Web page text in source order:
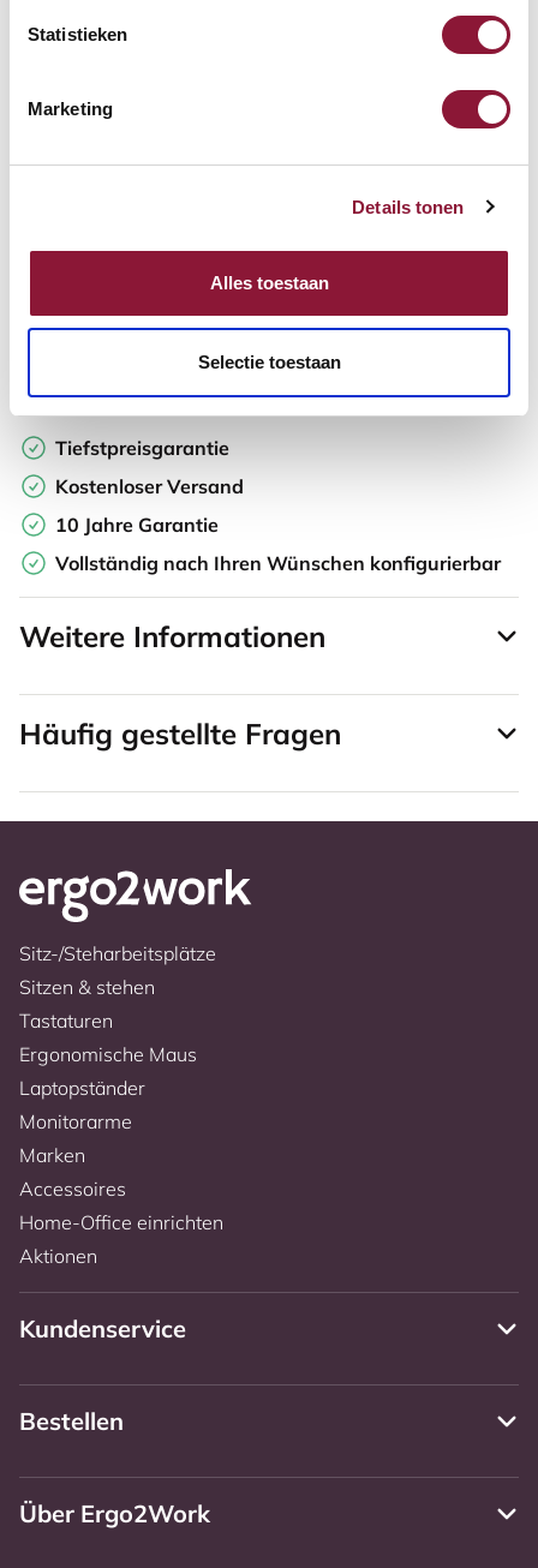
Statistieken
Marketing
Details tonen
Alles toestaan
Selectie toestaan
Auf der Suche nach Stückzahlen? Machen Sie Ihren Arbeitsplatz
komplett und fordern Sie direkt ein individuelles Angebot an.
Zur Vergleichsliste hinzufügen
Tiefstpreisgarantie
Kostenloser Versand
10 Jahre Garantie
Vollständig nach Ihren Wünschen konfigurierbar
Weitere Informationen
Häufig gestellte Fragen
Sitz-/Steharbeitsplätze
Sitzen & stehen
Tastaturen
Ergonomische Maus
Laptopständer
Monitorarme
Marken
Accessoires
Home-Office einrichten
Aktionen
Kundenservice
Bestellen
Über Ergo2Work